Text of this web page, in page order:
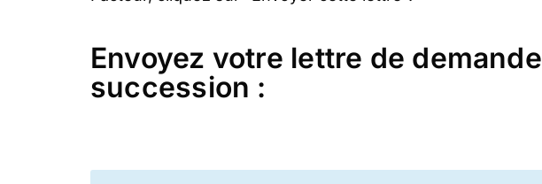
Envoyez votre lettre de
succession :